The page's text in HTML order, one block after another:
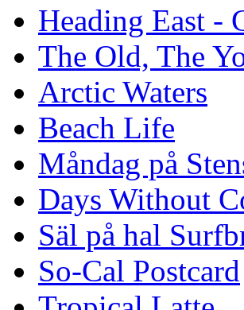
Heading East -
The Old, The
Arctic Waters
Beach Life
Måndag på
Days Without
Säl på hal
So-Cal Postcard